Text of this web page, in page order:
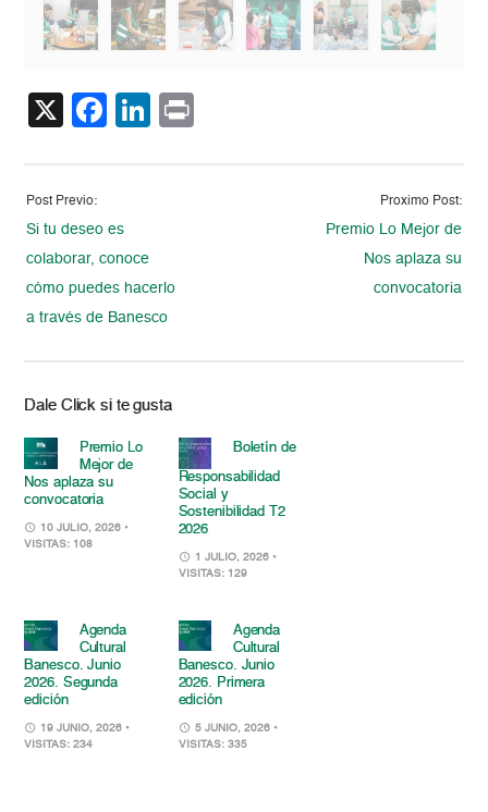
X Facebook
LinkedIn
Post Previo:
Si tu deseo es
colaborar, conoce
cómo puedes hacerlo
a través de Banesco
Proximo Post:
Premio Lo Mejor de
Nos aplaza su
convocatoria
Dale Click si te gusta
Premio Lo
Mejor de
Nos aplaza su
convocatoria
10 JULIO, 2026 •
VISITAS: 108
Boletín de
Responsabilidad
Social y
Sostenibilidad T2
2026
1 JULIO, 2026 •
VISITAS: 129
Agenda
Cultural
Banesco. Junio
2026. Segunda
edición
19 JUNIO, 2026 •
VISITAS: 234
Agenda
Cultural
Banesco. Junio
2026. Primera
edición
5 JUNIO, 2026 •
VISITAS: 335